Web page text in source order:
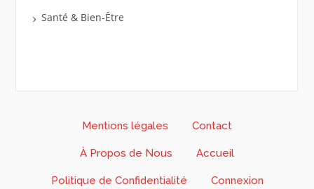
Santé & Bien-Être
Mentions légales Contact
À Propos de Nous Accueil
Politique de Confidentialité Connexion